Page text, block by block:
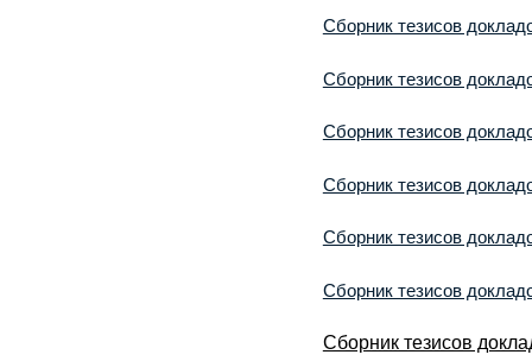
Сборник тезисов
Сборник тезисов
Сборник тезисов
Сборник тезисов
Сборник тезисов
Сборник тезисов
Сборник тезисов